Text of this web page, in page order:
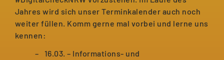
Jahres wird sich unser Terminkalender auch noch
weiter füllen. Komm gerne mal vorbei und lerne uns
kennen:
16.03. – Informations- und